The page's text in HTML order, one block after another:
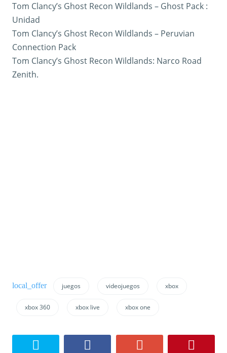
Tom Clancy’s Ghost Recon Wildlands – Ghost Pack :
Unidad
Tom Clancy’s Ghost Recon Wildlands – Peruvian
Connection Pack
Tom Clancy’s Ghost Recon Wildlands: Narco Road
Zenith.
juegos videojuegos xbox
xbox 360 xbox live xbox one